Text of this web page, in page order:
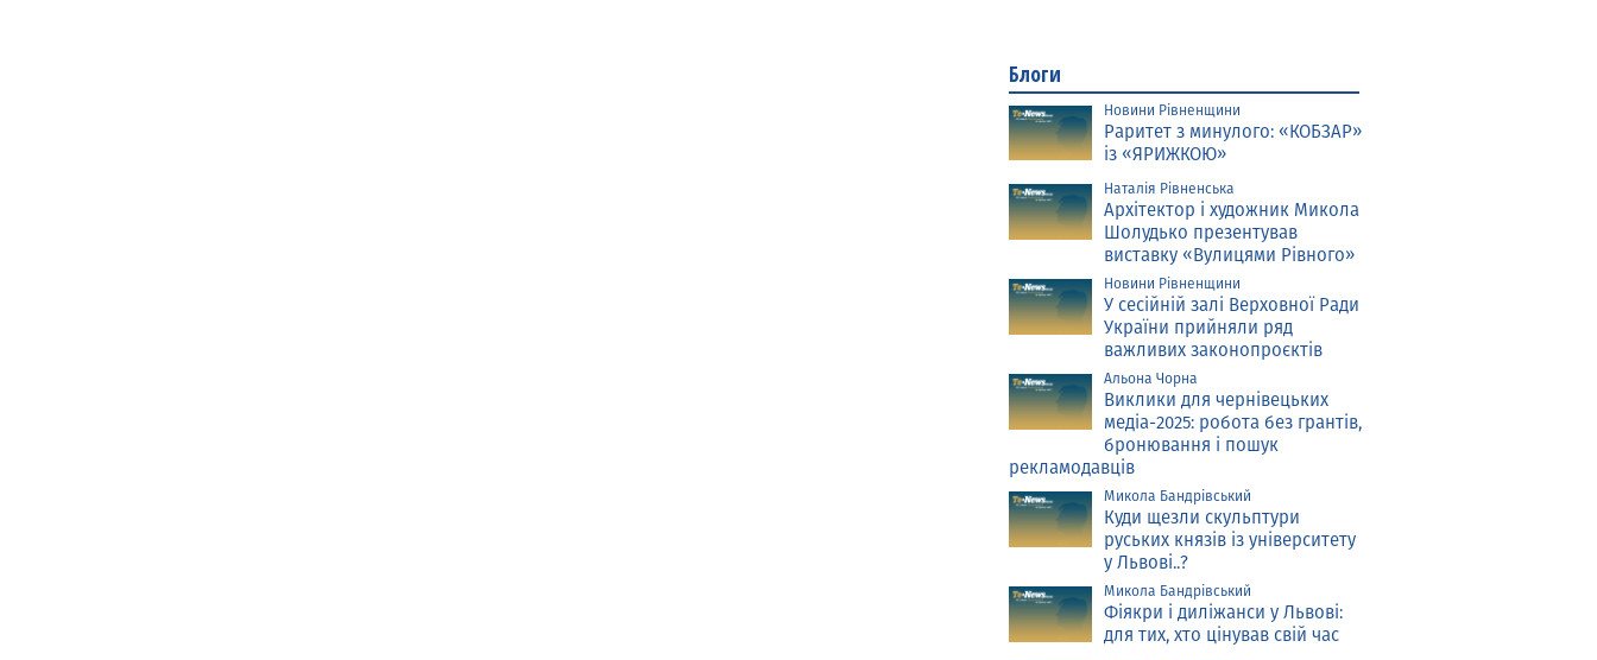
Блоги
Новини Рівненщини
Раритет з минулого: «КОБЗАР»
із «ЯРИЖКОЮ»
Наталія Рівненська
Архітектор і художник Микола
Шолудько презентував
виставку «Вулицями Рівного»
Новини Рівненщини
У сесійній залі Верховної Ради
України прийняли ряд
важливих законопроєктів
Альона Чорна
Виклики для чернівецьких
медіа-2025: робота без грантів,
бронювання і пошук
рекламодавців
Микола Бандрівський
Куди щезли скульптури
руських князів із університету
у Львові..?
Микола Бандрівський
Фіякри і диліжанси у Львові:
для тих, хто цінував свій час